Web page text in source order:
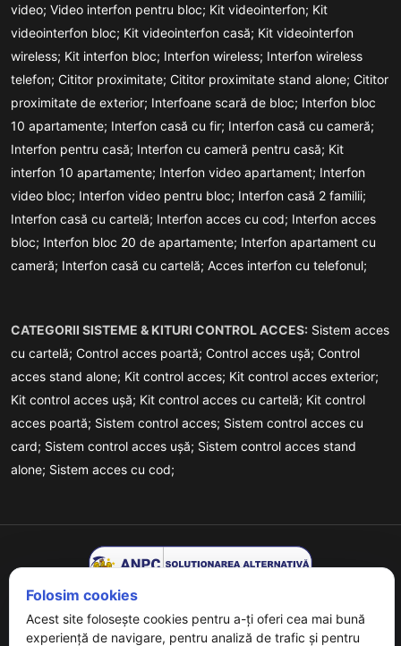
video; Video interfon pentru bloc; Kit videointerfon; Kit
videointerfon bloc; Kit videointerfon casă; Kit videointerfon
wireless; Kit interfon bloc; Interfon wireless; Interfon wireless
telefon; Cititor proximitate; Cititor proximitate stand alone; Cititor
proximitate de exterior; Interfoane scară de bloc; Interfon bloc
10 apartamente; Interfon casă cu fir; Interfon casă cu cameră;
Interfon pentru casă; Interfon cu cameră pentru casă; Kit
interfon 10 apartamente; Interfon video apartament; Interfon
video bloc; Interfon video pentru bloc; Interfon casă 2 familii;
Interfon casă cu cartelă; Interfon acces cu cod; Interfon acces
bloc; Interfon bloc 20 de apartamente; Interfon apartament cu
cameră; Interfon casă cu cartelă; Acces interfon cu telefonul;
CATEGORII SISTEME & KITURI CONTROL ACCES: Sistem acces
cu cartelă; Control acces poartă; Control acces ușă; Control
acces stand alone; Kit control acces; Kit control acces exterior;
Kit control acces ușă; Kit control acces cu cartelă; Kit control
acces poartă; Sistem control acces; Sistem control acces cu
card; Sistem control acces ușă; Sistem control acces stand
alone; Sistem acces cu cod;
Folosim cookies
Acest site folosește cookies pentru a-ți oferi cea mai bună
experiență de navigare, pentru analiză de trafic și pentru